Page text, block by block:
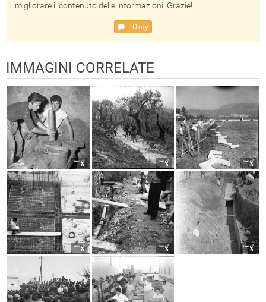
migliorare il contenuto delle informazioni. Grazie!
Okay
IMMAGINI CORRELATE